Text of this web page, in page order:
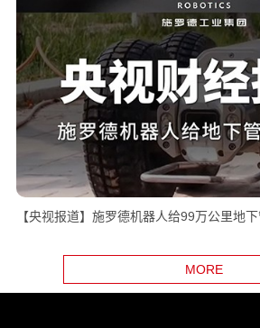
【央视报道】施罗德机器人给99万公里地下
MORE